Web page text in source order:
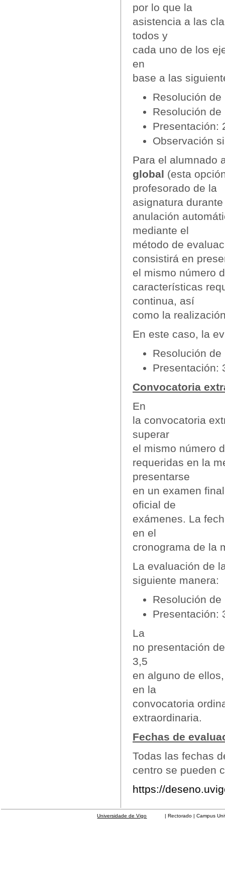
por lo que la
asistencia a las
todos y
cada uno de los
en
base a las
Resolución
Resolución
Presentación:
Observación
Para el alumnado
global (esta
profesorado de la
asignatura
anulación
mediante el
método de
consistirá en
el mismo número
características
continua, así
como la
En este caso, la
Resolución
Presentación:
Convocatoria
En
la convocatoria
superar
el mismo número
requeridas en la
presentarse
en un examen
oficial de
exámenes. La
en el
cronograma de la
La evaluación de
siguiente manera:
Resolución
Presentación:
La
no presentación
3,5
en alguno de
en la
convocatoria
extraordinaria.
Fechas de
Todas las fechas
centro se pueden
https://
Universidade de Vigo | Rectorado | Campus